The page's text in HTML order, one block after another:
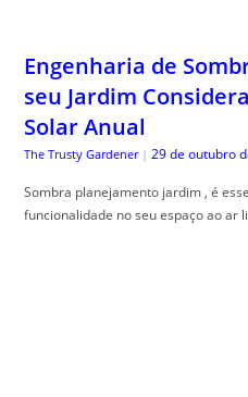
Engenharia de
seu Jardim
Solar Anual
The Trusty Gardener | 29 de outubro
Sombra planejamento jardim , é
funcionalidade no seu espaço ao ar